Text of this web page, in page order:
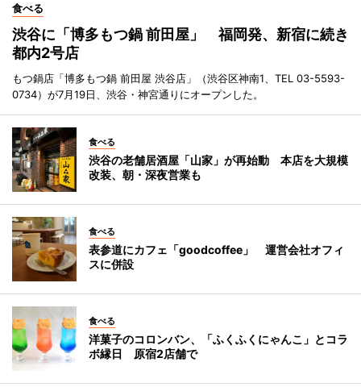
食べる
渋谷に「博多もつ鍋 前田屋」 福岡発、新宿に続き
都内2号店
もつ鍋店「博多もつ鍋 前田屋 渋谷店」（渋谷区神南1、TEL 03-5593-
0734）が7月19日、渋谷・神宮通りにオープンした。
食べる
渋谷の老舗居酒屋「山家」が再始動 本店を大規模
改装、朝・深夜営業も
食べる
表参道にカフェ「goodcoffee」 運営会社オフィ
スに併設
食べる
洋菓子のコロンバン、「ふくふくにゃんこ」とコラ
ボ縁日 原宿2店舗で